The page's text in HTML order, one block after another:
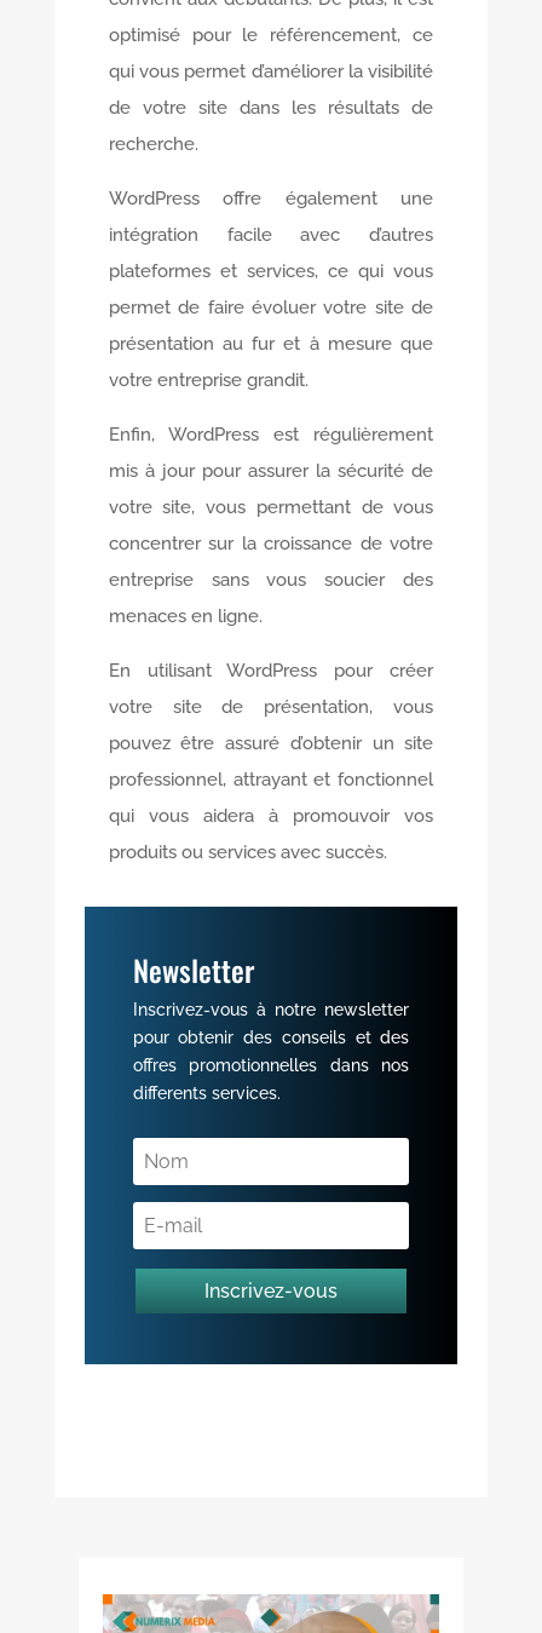
optimisé pour le référencement, ce
qui vous permet d’améliorer la visibilité
de votre site dans les résultats de
recherche.
WordPress offre également une
intégration facile avec d’autres
plateformes et services, ce qui vous
permet de faire évoluer votre site de
présentation au fur et à mesure que
votre entreprise grandit.
Enfin, WordPress est régulièrement
mis à jour pour assurer la sécurité de
votre site, vous permettant de vous
concentrer sur la croissance de votre
entreprise sans vous soucier des
menaces en ligne.
En utilisant WordPress pour créer
votre site de présentation, vous
pouvez être assuré d’obtenir un site
professionnel, attrayant et fonctionnel
qui vous aidera à promouvoir vos
produits ou services avec succès.
Newsletter
Inscrivez-vous à notre newsletter
pour obtenir des conseils et des
offres promotionnelles dans nos
differents services.
Inscrivez-vous